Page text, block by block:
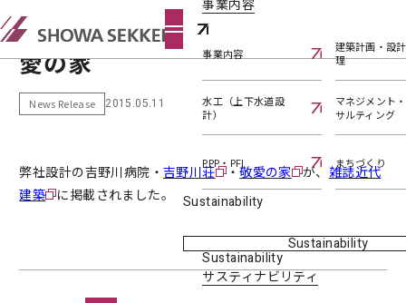
事業内容
事業内容
建築計画・設
理
水工（上下水道設
計）
マネジメント
サルティング
PPP・PFI まちづくり
Sustainability
Sustainability
Sustainability
サスティナビリティ
掲載 吉野川病院・吉野川荘・敬
愛の家
News Release 2015.05.11
弊社設計の吉野川病院・吉野川荘 ・敬愛の家 が、 雑誌近代
建築
に掲載されました。